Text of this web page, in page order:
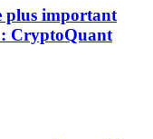
plus important
CryptoQuant